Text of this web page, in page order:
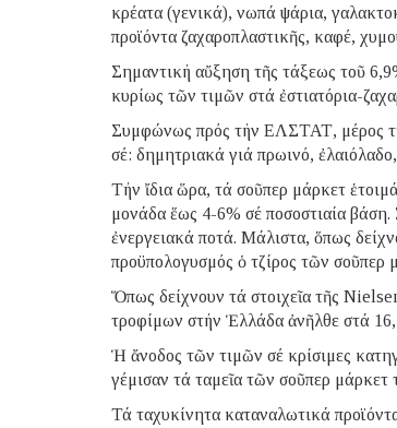
κρέατα (γενικά), νωπά ψάρια,
προϊόντα ζαχαροπλαστικῆς, καφέ,
Σημαντική αὔξηση τῆς τάξεως τοῦ
κυρίως τῶν τιμῶν στά ἐστιατόρια-
Συμφώνως πρός τήν ΕΛΣΤΑΤ, μέρος
σέ: δημητριακά γιά πρωινό,
Τήν ἴδια ὥρα, τά σοῦπερ μάρκετ
μονάδα ἕως 4-6% σέ ποσοστιαία βάση.
ἐνεργειακά ποτά. Μάλιστα, ὅπως
προϋπολογυσμός ὁ τζίρος τῶν σοῦπερ
Ὅπως δείχνουν τά στοιχεῖα τῆς
τροφίμων στήν Ἑλλάδα ἀνῆλθε στά
Ἡ ἄνοδος τῶν τιμῶν σέ κρίσιμες
γέμισαν τά ταμεῖα τῶν σοῦπερ μάρκετ
Τά ταχυκίνητα καταναλωτικά